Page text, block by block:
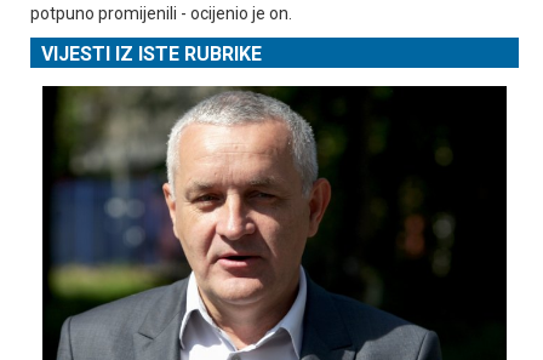
potpuno promijenili - ocijenio je on.
VIJESTI IZ ISTE RUBRIKE